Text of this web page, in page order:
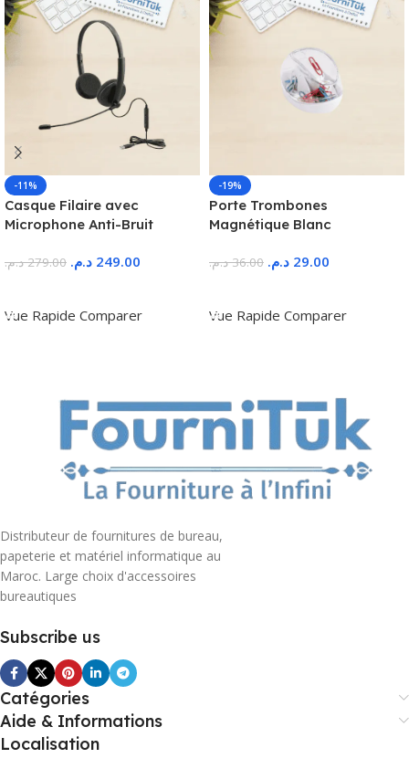
-11%
Casque Filaire avec
Microphone Anti-Bruit
279.00 د.م. 249.00 د.م.
Vue Rapide Comparer
-19%
Porte Trombones
Magnétique Blanc
36.00 د.م. 29.00 د.م.
Vue Rapide Comparer
Distributeur de fournitures de bureau,
papeterie et matériel informatique au
Maroc. Large choix d'accessoires
bureautiques
Subscribe us
Catégories
Aide & Informations
Localisation